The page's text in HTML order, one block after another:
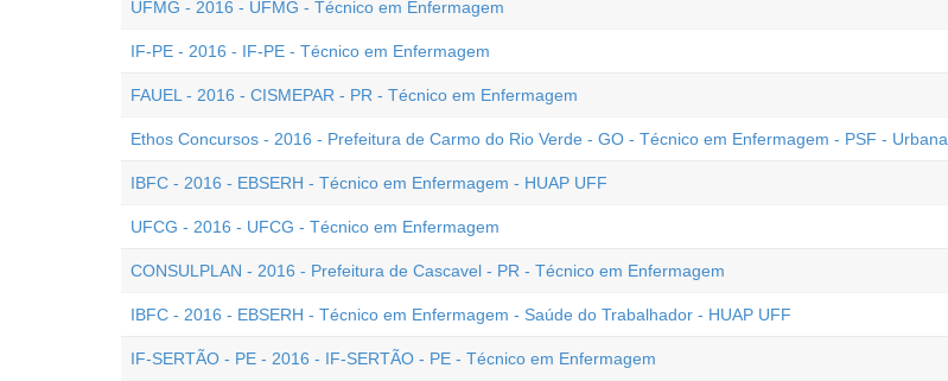
UFMG - 2016 - UFMG - Técnico em Enfermagem
IF-PE - 2016 - IF-PE - Técnico em Enfermagem
FAUEL - 2016 - CISMEPAR - PR - Técnico em Enfermagem
Ethos Concursos - 2016 - Prefeitura de Carmo do Rio Verde - GO - Técnico em Enfermagem - PSF - Urbana
IBFC - 2016 - EBSERH - Técnico em Enfermagem - HUAP UFF
UFCG - 2016 - UFCG - Técnico em Enfermagem
CONSULPLAN - 2016 - Prefeitura de Cascavel - PR - Técnico em Enfermagem
IBFC - 2016 - EBSERH - Técnico em Enfermagem - Saúde do Trabalhador - HUAP UFF
IF-SERTÃO - PE - 2016 - IF-SERTÃO - PE - Técnico em Enfermagem